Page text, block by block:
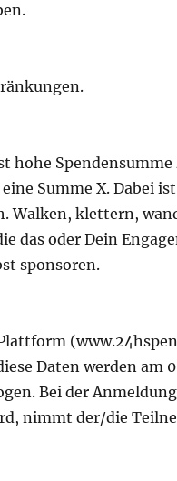
hohe
Summe X. Dabei
Walken, klettern,
das oder Dein
sponsoren.
Daten werden am
Bei der
nimmt der/die